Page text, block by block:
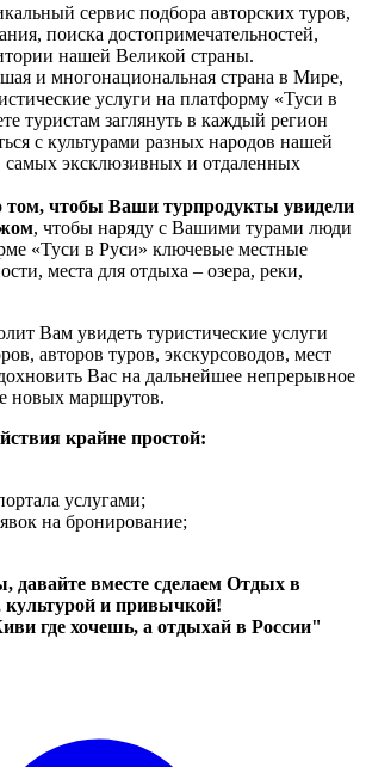
сервис подбора авторских туров,
поиска достопримечательностей,
нашей Великой страны.
и многонациональная страна в Мире,
услуги на платформу «Туси в
туристам заглянуть в каждый регион
с культурами разных народов нашей
самых эксклюзивных и отдаленных
чтобы Ваши турпродукты увидели
, чтобы наряду с Вашими турами люди
«Туси в Руси» ключевые местные
места для отдыха – озера, реки,
Вам увидеть туристические услуги
авторов туров, экскурсоводов, мест
Вас на дальнейшее непрерывное
новых маршрутов.
крайне простой:
услугами;
на бронирование;
давайте вместе сделаем Отдых в
культурой и привычкой!
где хочешь, а отдыхай в России"